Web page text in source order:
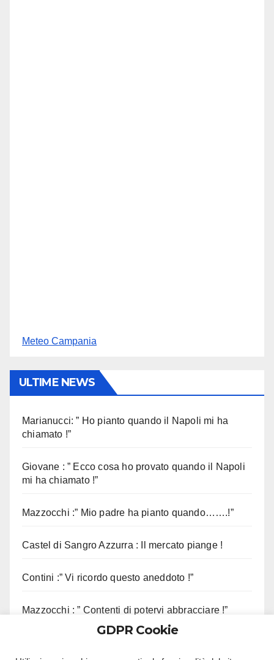
Meteo Campania
ULTIME NEWS
Marianucci: ” Ho pianto quando il Napoli mi ha
chiamato !”
Giovane : ” Ecco cosa ho provato quando il Napoli
mi ha chiamato !”
Mazzocchi :” Mio padre ha pianto quando…….!”
Castel di Sangro Azzurra : Il mercato piange !
Contini :” Vi ricordo questo aneddoto !”
Mazzocchi : ” Contenti di potervi abbracciare !”
GDPR Cookie